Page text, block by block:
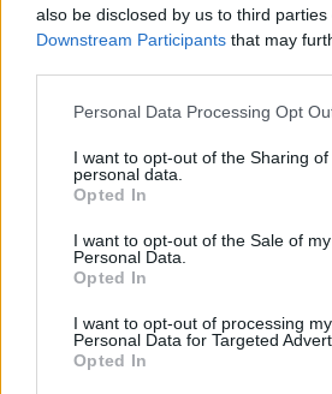
also be disclosed by us to third parties
Downstream Participants that may
Personal Data Processing Opt
I want to opt-out of the Sharing of
personal data.
Opted In
I want to opt-out of the Sale of my
Personal Data.
Opted In
I want to opt-out of processing my
Personal Data for Targeted
Opted In